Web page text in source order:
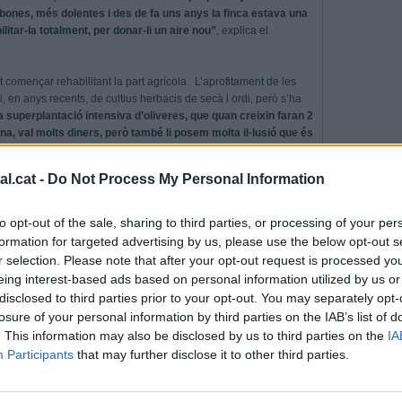
- Do Not Process My Personal Information
opt-out of the sale, sharing to third parties, or processing of your
for targeted advertising by us, please use the below opt-out
selection. Please note that after your opt-out request is processed
interest-based ads based on personal information utilized by us
to third parties prior to your opt-out. You may separately
of your personal information by third parties on the IAB’s list of
This information may also be disclosed by us to third parties on the
Participants that may further disclose it to other third parties.
més dolentes i des de fa uns anys la finca estava una
la totalment, per donar-li un aire nou”, explica el
rehabilitant la part agrícola. L’aprofitament de les
en anys recents, de cultius herbacis de secà i ordi, però s’ha
superplantació intensiva d’oliveres, que quan creixin faran 2
val molts diners, però també li posem molta il·lusió que és
a terme la plantació. Concretament són 53.000 oliveres,
34 camps de futbol- amb un sistema de reg de gota a gota.
previ, perquè una altra opció era apostar per fruita seca,
també la part social i tot el que envolta a la finca” .
de mida petita, perquè és la que dona oli de millor qualitat. I
oli.
“Si tot funciona bé, que poden passar mil coses, la idea
En un primer moment, vendre-les. I després, si tot
com el màrqueting, la comercialització... Però ens
que donés nom al poble”.
Un vehicle amb GPS va posant cada olivera
totes arrenglerades paral·lelalment. Aquests dies, la
Can Moragues, on antigament estava ubicat el camp